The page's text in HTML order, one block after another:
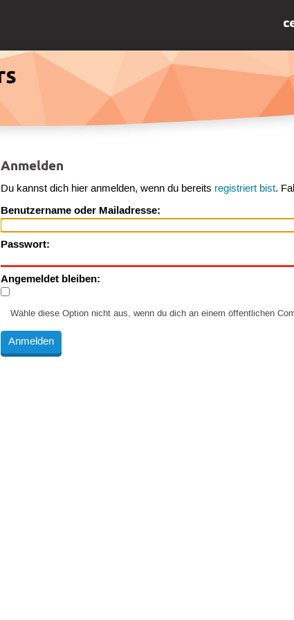
Anmelden
Du kannst dich hier anmelden, wenn du bereits registriert bist.
Benutzername oder Mailadresse:
Passwort:
Angemeldet bleiben:
Wähle diese Option nicht aus, wenn du dich an einem öffentlichen